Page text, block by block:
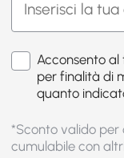
Acconsento
per finalità di
quanto
*Sconto valido per
cumulabile con